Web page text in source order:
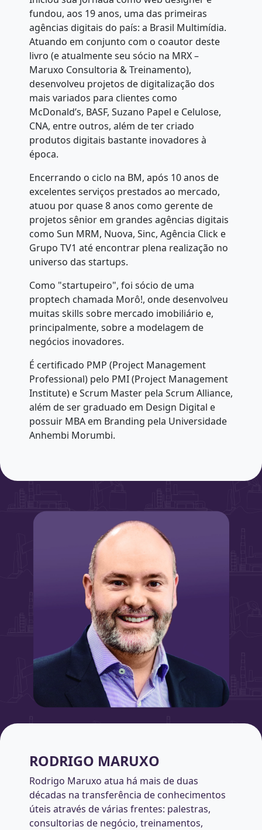
fundou, aos 19 anos, uma das primeiras
agências digitais do país: a Brasil Multimídia.
Atuando em conjunto com o coautor deste
livro (e atualmente seu sócio na MRX –
Maruxo Consultoria & Treinamento),
desenvolveu projetos de digitalização dos
mais variados para clientes como
McDonald’s, BASF, Suzano Papel e Celulose,
CNA, entre outros, além de ter criado
produtos digitais bastante inovadores à
época.
Encerrando o ciclo na BM, após 10 anos de
excelentes serviços prestados ao mercado,
atuou por quase 8 anos como gerente de
projetos sênior em grandes agências digitais
como Sun MRM, Nuova, Sinc, Agência Click e
Grupo TV1 até encontrar plena realização no
universo das startups.
Como "startupeiro", foi sócio de uma
proptech chamada Morô!, onde desenvolveu
muitas skills sobre mercado imobiliário e,
principalmente, sobre a modelagem de
negócios inovadores.
É certificado PMP (Project Management
Professional) pelo PMI (Project Management
Institute) e Scrum Master pela Scrum Alliance,
além de ser graduado em Design Digital e
possuir MBA em Branding pela Universidade
Anhembi Morumbi.
RODRIGO MARUXO
Rodrigo Maruxo atua há mais de duas
décadas na transferência de conhecimentos
úteis através de várias frentes: palestras,
consultorias de negócio, treinamentos,